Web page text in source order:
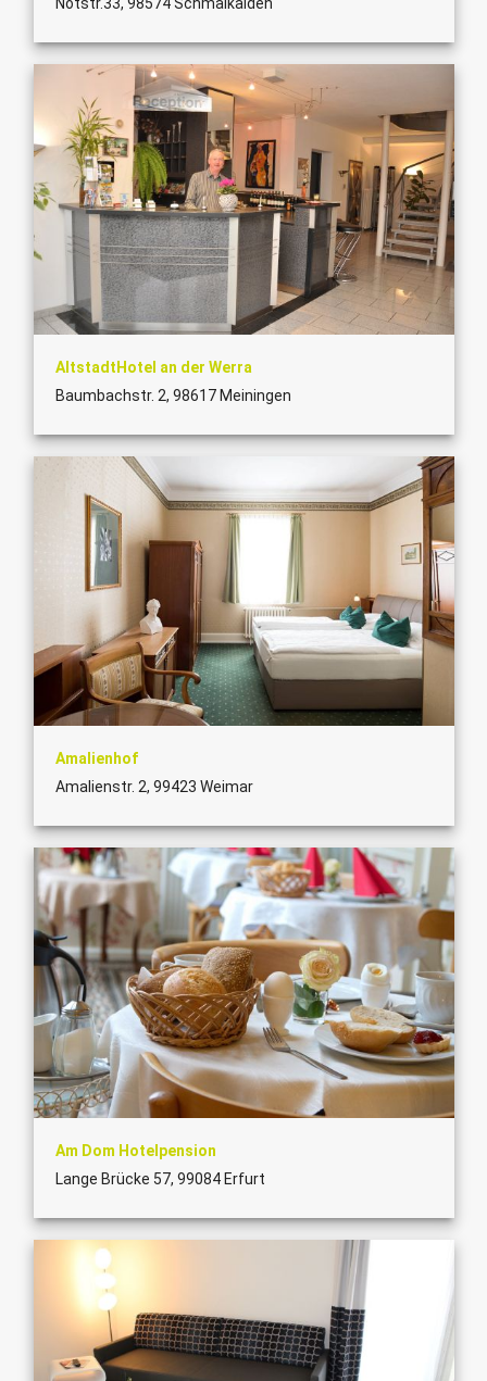
Notstr.33, 98574 Schmalkalden
AltstadtHotel an der Werra
Baumbachstr. 2, 98617 Meiningen
Amalienhof
Amalienstr. 2, 99423 Weimar
Am Dom Hotelpension
Lange Brücke 57, 99084 Erfurt